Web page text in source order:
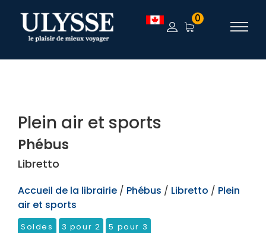
TEST 0
Plein air et sports
Phébus
Libretto
Accueil de la librairie / Phébus / Libretto / Plein
air et sports
Soldes 3 pour 2
5 pour 3